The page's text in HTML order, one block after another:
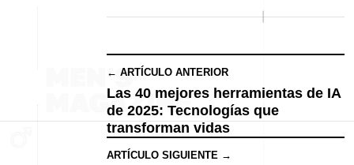
← ARTÍCULO ANTERIOR
Las 40 mejores herramientas de IA
de 2025: Tecnologías que
transforman vidas
ARTÍCULO SIGUIENTE →